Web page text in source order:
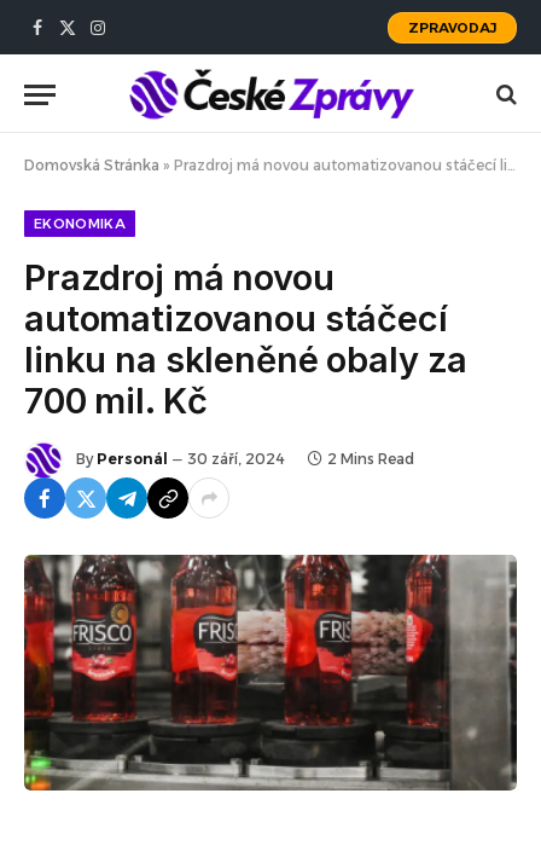
Facebook
X
Instagram
ZPRAVODAJ
Domovská Stránka » Prazdroj má novou automatizovanou stáčecí linku na skleněné obaly za 700 mil. Kč
EKONOMIKA
Prazdroj má novou
automatizovanou stáčecí
linku na skleněné obaly za
700 mil. Kč
By Personál 30 září, 2024 2 Mins Read